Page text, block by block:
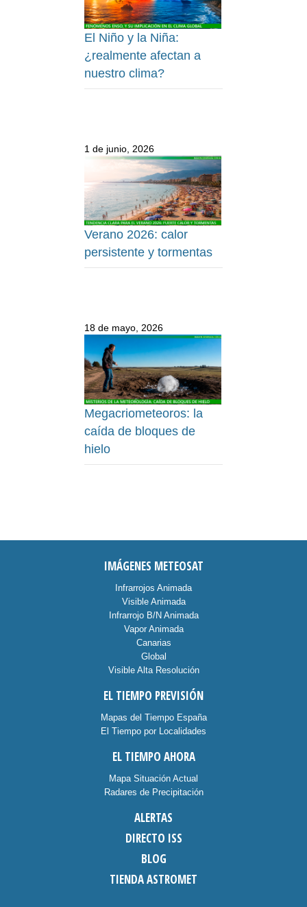
El Niño y la Niña:
¿realmente afectan a
nuestro clima?
1 de junio, 2026
Verano 2026: calor
persistente y tormentas
18 de mayo, 2026
Megacriometeoros: la
caída de bloques de
hielo
IMÁGENES METEOSAT
Infrarrojos Animada
Visible Animada
Infrarrojo B/N Animada
Vapor Animada
Canarias
Global
Visible Alta Resolución
EL TIEMPO PREVISIÓN
Mapas del Tiempo España
El Tiempo por Localidades
EL TIEMPO AHORA
Mapa Situación Actual
Radares de Precipitación
ALERTAS
DIRECTO ISS
BLOG
TIENDA ASTROMET